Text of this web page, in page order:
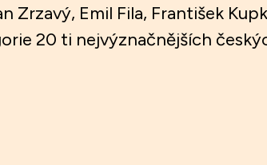
Zrzavý, Emil Fila, František
20 ti nejvýznačnějších